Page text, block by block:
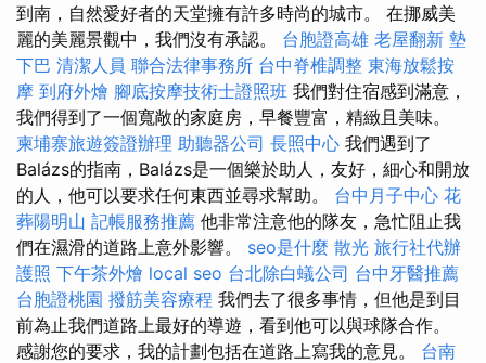
到南，自然愛好者的天堂擁有許多時尚的城市。 在挪威美
麗的美麗景觀中，我們沒有承認。 台胞證高雄 老屋翻新 墊
下巴 清潔人員 聯合法律事務所 台中脊椎調整 東海放鬆按
摩 到府外燴 腳底按摩技術士證照班 我們對住宿感到滿意，
我們得到了一個寬敞的家庭房，早餐豐富，精緻且美味。
柬埔寨旅遊簽證辦理 助聽器公司 長照中心 我們遇到了
Balázs的指南，Balázs是一個樂於助人，友好，細心和開放
的人，他可以要求任何東西並尋求幫助。 台中月子中心 花
葬陽明山 記帳服務推薦 他非常注意他的隊友，急忙阻止我
們在濕滑的道路上意外影響。 seo是什麼 散光 旅行社代辦
護照 下午茶外燴 local seo 台北除白蟻公司 台中牙醫推薦
台胞證桃園 撥筋美容療程 我們去了很多事情，但他是到目
前為止我們道路上最好的導遊，看到他可以與球隊合作。
感謝您的要求，我的計劃包括在道路上寫我的意見。 台南